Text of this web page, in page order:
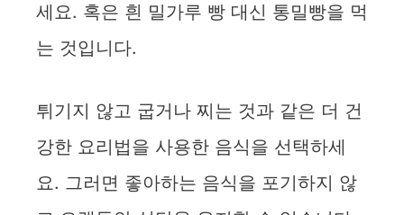
세요. 혹은 흰 밀가루 빵 대신 통밀빵을 먹
는 것입니다.
튀기지 않고 굽거나 찌는 것과 같은 더 건
강한 요리법을 사용한 음식을 선택하세
요. 그러면 좋아하는 음식을 포기하지 않